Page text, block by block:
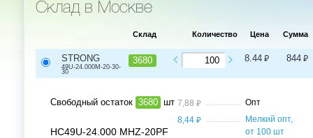
Склад в Москве
Склад Количество Цена Сумма
STRONG
49U-24.000M-20-30-
30
3680 8.44 ⃏ 844 ⃏
Свободный остаток 3680 шт
HC49U-24.000 MHZ-20PF
7,88 ⃏
Опт
8,44 ⃏
Мелкий опт,
от 100 шт